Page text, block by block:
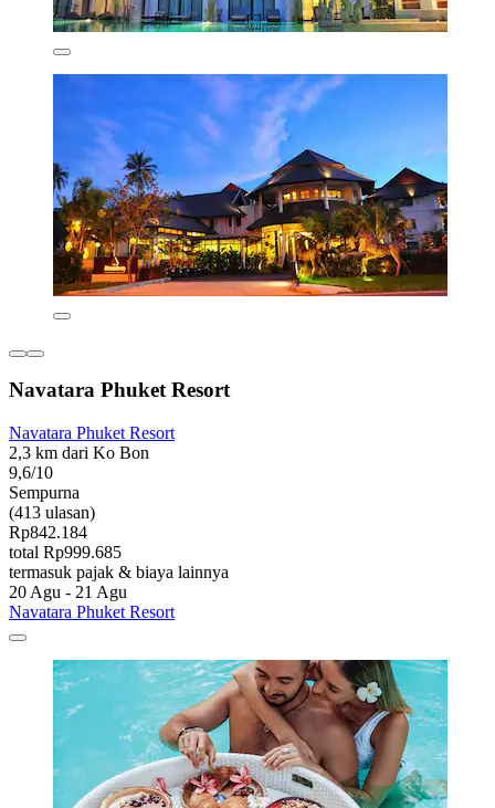
Navatara Phuket Resort
Navatara Phuket Resort
2,3 km dari Ko Bon
9,6/10
Sempurna
(413 ulasan)
Rp842.184
total Rp999.685
termasuk pajak & biaya lainnya
20 Agu - 21 Agu
Navatara Phuket Resort